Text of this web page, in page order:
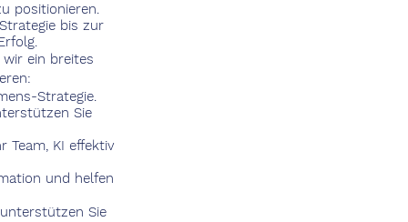
positionieren.
bis zur
ein breites
Strategie.
Sie
Team, KI effektiv
und helfen
Sie